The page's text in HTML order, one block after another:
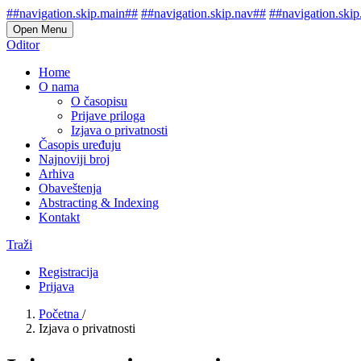
##navigation.skip.main## ##navigation.skip.nav##
Open Menu
Oditor
Home
O nama
O časopisu
Prijave priloga
Izjava o privatnosti
Časopis uređuju
Najnoviji broj
Arhiva
Obaveštenja
Abstracting & Indexing
Kontakt
Traži
Registracija
Prijava
Početna /
Izjava o privatnosti